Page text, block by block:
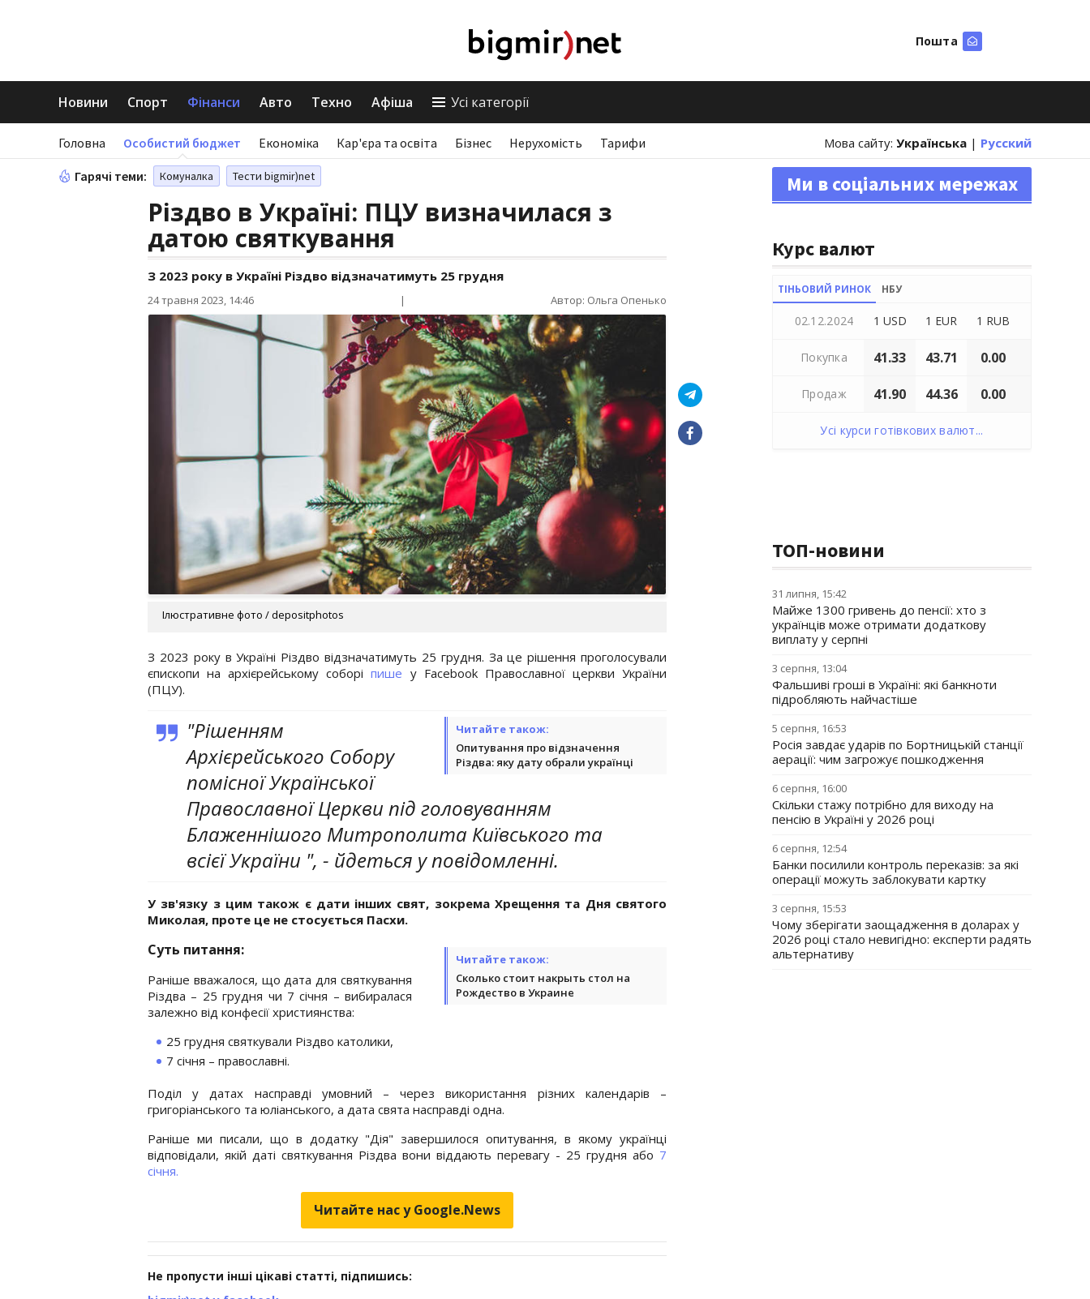
Пошта
Новини Спорт Фінанси Авто Техно Афіша Усі категорії
Головна Особистий бюджет Економіка Кар'єра та освіта Бізнес Нерухомість Тарифи Мова сайту: Українська | Русский
Гарячі теми: Комуналка Тести bigmir)net
Різдво в Україні: ПЦУ визначилася з
датою святкування
З 2023 року в Україні Різдво відзначатимуть 25 грудня
24 травня 2023, 14:46 | Автор: Ольга Опенько
Ілюстративне фото / depositphotos
З 2023 року в Україні Різдво відзначатимуть 25 грудня. За це рішення проголосували
єпископи на архієрейському соборіпише у Facebook Православної церкви України
(ПЦУ).
Читайте також:
Опитування про відзначення
Різдва: яку дату обрали українці
"Рішенням
Архієрейського Собору
помісної Української
Православної Церкви під головуванням
Блаженнішого Митрополита Київського та
всієї України ", - йдеться у повідомленні.
У зв'язку з цим також є дати інших свят, зокрема Хрещення та Дня святого
Миколая, проте це не стосується Пасхи.
Читайте також:
Сколько стоит накрыть стол на
Рождество в Украине
Суть питання:
Раніше вважалося, що дата для святкування
Різдва – 25 грудня чи 7 січня – вибиралася
залежно від конфесії християнства:
25 грудня святкували Різдво католики,
7 січня – православні.
Поділ у датах насправді умовний – через використання різних календарів –
григоріанського та юліанського, а дата свята насправді одна.
Раніше ми писали, що в додатку "Дія" завершилося опитування, в якому українці
відповідали, якій даті святкування Різдва вони віддають перевагу - 25 грудня або 7
січня.
Читайте нас у Google.News
Не пропусти інші цікаві статті, підпишись:
Ми в соціальних мережах
Курс валют
ТІНЬОВИЙ РИНОК НБУ
02.12.2024 1 USD 1 EUR 1 RUB
Покупка 41.33 43.71 0.00
Продаж 41.90 44.36 0.00
Усі курси готівкових валют...
ТОП-новини
31 липня, 15:42
Майже 1300 гривень до пенсії: хто з
українців може отримати додаткову
виплату у серпні
3 серпня, 13:04
Фальшиві гроші в Україні: які банкноти
підробляють найчастіше
5 серпня, 16:53
Росія завдає ударів по Бортницькій станції
аерації: чим загрожує пошкодження
6 серпня, 16:00
Скільки стажу потрібно для виходу на
пенсію в Україні у 2026 році
6 серпня, 12:54
Банки посилили контроль переказів: за які
операції можуть заблокувати картку
3 серпня, 15:53
Чому зберігати заощадження в доларах у
2026 році стало невигідно: експерти радять
альтернативу